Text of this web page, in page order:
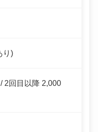
り)
2回目以降 2,000